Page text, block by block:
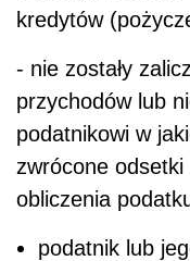
kredytów
- nie zostały
przychodów lub
podatnikowi w
zwrócone odsetki
obliczenia
podatnik lub